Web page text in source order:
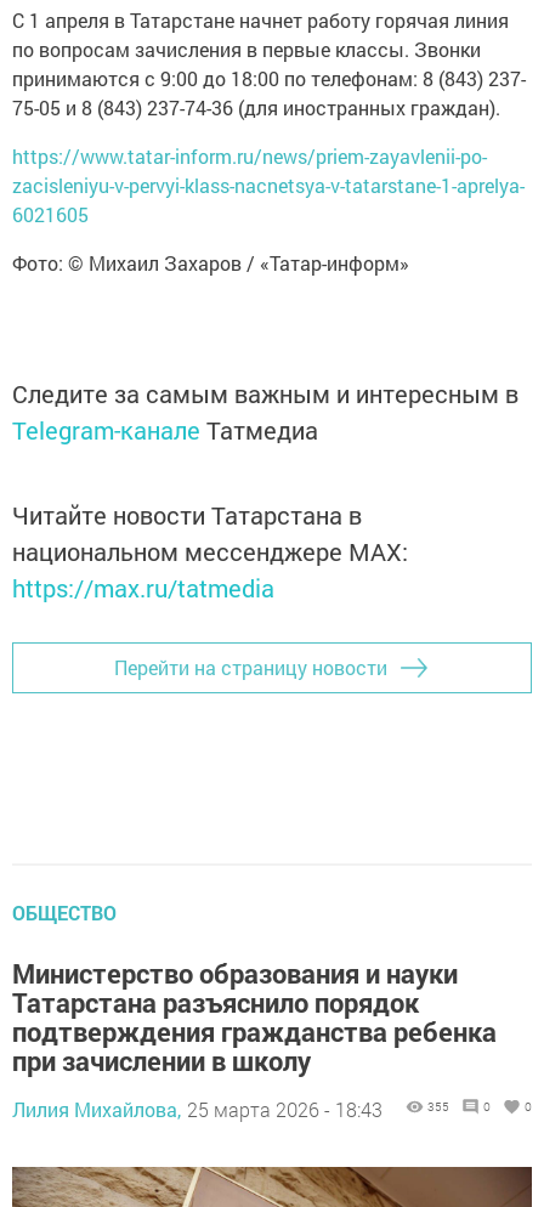
С 1 апреля в Татарстане начнет работу горячая линия
по вопросам зачисления в первые классы. Звонки
принимаются с 9:00 до 18:00 по телефонам: 8 (843) 237-
75-05 и 8 (843) 237-74-36 (для иностранных граждан).
https://www.tatar-inform.ru/news/priem-zayavlenii-po-
zacisleniyu-v-pervyi-klass-nacnetsya-v-tatarstane-1-aprelya-
6021605
Фото: © Михаил Захаров / «Татар-информ»
Следите за самым важным и интересным в
Telegram-канале Татмедиа
Читайте новости Татарстана в
национальном мессенджере MАХ:
https://max.ru/tatmedia
Перейти на страницу новости
ОБЩЕСТВО
Министерство образования и науки
Татарстана разъяснило порядок
подтверждения гражданства ребенка
при зачислении в школу
Лилия Михайлова, 25 марта 2026 - 18:43 355 0 0